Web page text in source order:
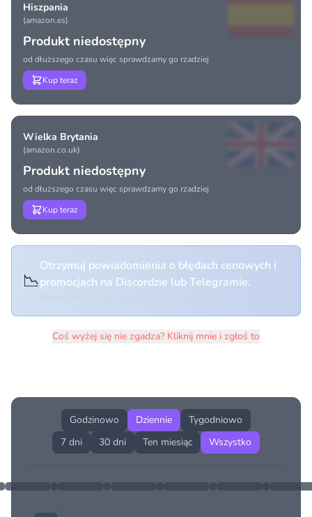
Hiszpania
(amazon.es)
Produkt niedostępny
od dłuższego czasu więc sprawdzamy go rzadziej
Kup teraz
Wielka Brytania
(amazon.co.uk)
Produkt niedostępny
od dłuższego czasu więc sprawdzamy go rzadziej
Kup teraz
📉
Otrzymuj powiadomienia o błędach cenowych i
promocjach na Discordzie lub Telegramie.
Coś wyżej się nie zgadza? Kliknij mnie i zgłoś to
Godzinowo Dziennie
Tygodniowo
7 dni
30 dni Ten miesiąc Wszystko